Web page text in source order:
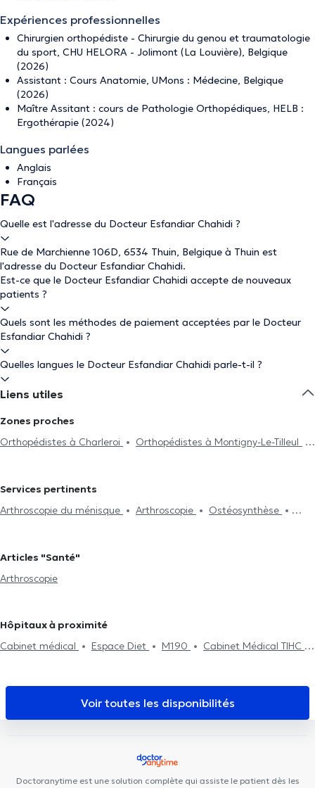
Expériences professionnelles
Chirurgien orthopédiste - Chirurgie du genou et traumatologie
du sport, CHU HELORA - Jolimont (La Louvière), Belgique
(2026)
Assistant : Cours Anatomie, UMons : Médecine, Belgique
(2026)
Maître Assitant : cours de Pathologie Orthopédiques, HELB :
Ergothérapie (2024)
Langues parlées
Anglais
Français
FAQ
Quelle est l'adresse du Docteur Esfandiar Chahidi ?
Rue de Marchienne 106D, 6534 Thuin, Belgique à Thuin est
l'adresse du Docteur Esfandiar Chahidi.
Est-ce que le Docteur Esfandiar Chahidi accepte de nouveaux
patients ?
Quels sont les méthodes de paiement acceptées par le Docteur
Esfandiar Chahidi ?
Quelles langues le Docteur Esfandiar Chahidi parle-t-il ?
Liens utiles
Zones proches
Orthopédistes à Charleroi
Orthopédistes à Montigny-Le-Tilleul
Services pertinents
Arthroscopie du ménisque
Arthroscopie
Ostéosynthèse
Articles "Santé"
Arthroscopie
Hôpitaux à proximité
Cabinet médical
Espace Diet M190
Cabinet Médical TIHC
Black and White Dental Clinic
Dental Family
Charleroi
Centre Santé Parc Charleroi Cabinet privé
Neuville
Cabinet de kinésithérapie Lefèvre - Pignez
VOCLIdental TRAZEGNIES
Voir toutes les disponibilités
Doctoranytime est une solution complète qui assiste le patient dès les